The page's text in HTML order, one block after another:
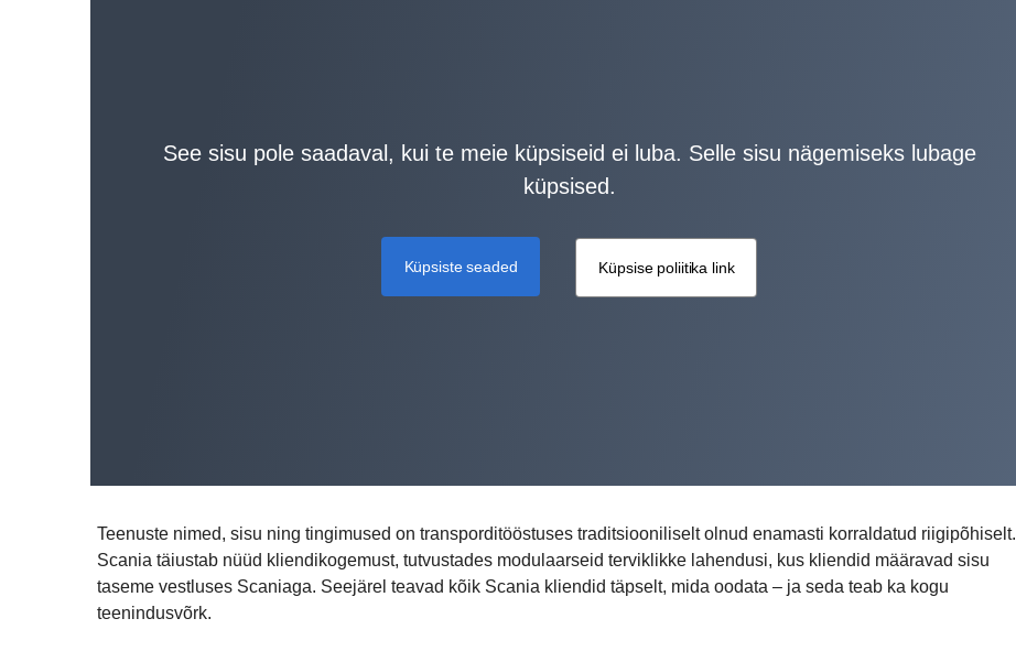
See sisu pole saadaval, kui te meie küpsiseid ei luba. Selle sisu nägemiseks lubage
küpsised.
Küpsiste seaded Küpsise poliitika link
Teenuste nimed, sisu ning tingimused on transporditööstuses traditsiooniliselt olnud enamasti korraldatud riigipõhiselt.
Scania täiustab nüüd kliendikogemust, tutvustades modulaarseid terviklikke lahendusi, kus kliendid määravad sisu
taseme vestluses Scaniaga. Seejärel teavad kõik Scania kliendid täpselt, mida oodata – ja seda teab ka kogu
teenindusvõrk.